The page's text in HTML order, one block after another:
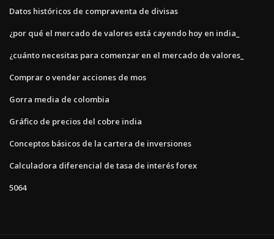
Datos históricos de compraventa de divisas
¿por qué el mercado de valores está cayendo hoy en india_
¿cuánto necesitas para comenzar en el mercado de valores_
Comprar o vender acciones de mos
Gorra media de colombia
Gráfico de precios del cobre india
Conceptos básicos de la cartera de inversiones
Calculadora diferencial de tasa de interés forex
5064